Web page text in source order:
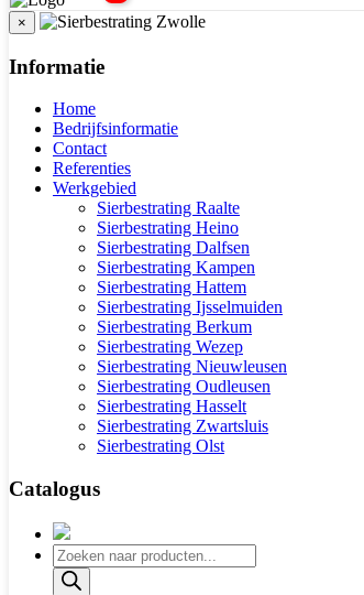
×
Informatie
Home
Bedrijfsinformatie
Contact
Referenties
Werkgebied
Sierbestrating Raalte
Sierbestrating Heino
Sierbestrating Dalfsen
Sierbestrating Kampen
Sierbestrating Hattem
Sierbestrating Ijsselmuiden
Sierbestrating Berkum
Sierbestrating Wezep
Sierbestrating Nieuwleusen
Sierbestrating Oudleusen
Sierbestrating Hasselt
Sierbestrating Zwartsluis
Sierbestrating Olst
Catalogus
Producten
zoeken